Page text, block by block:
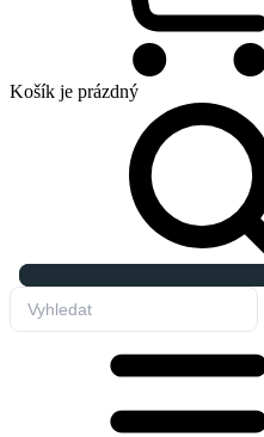
Košík je prázdný